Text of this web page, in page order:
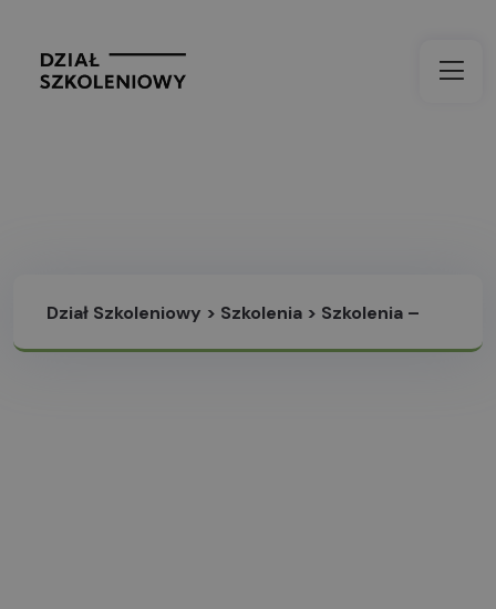
Dział Szkoleniowy > Szkolenia > Szkolenia –